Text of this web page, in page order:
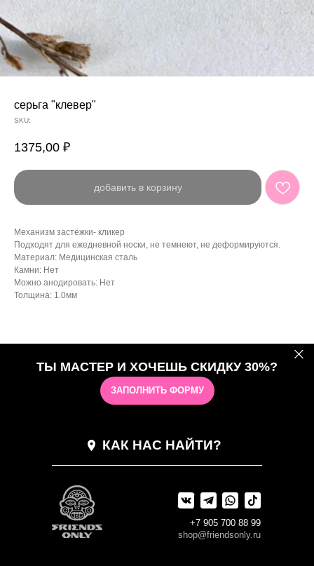
серьга "клевер"
SKU:
1375,00 ₽
добавить в корзину
Механизм застёжки- кликер
Подходят для ежедневной носки, не темнеют, не деформируются.
Материал: Медицинская сталь
Камни: Нет
Можно анодировать: Нет
Толщина: 1.0мм
ТЫ МАСТЕР И ХОЧЕШЬ СКИДКУ 30%?
ЗАПОЛНИТЬ ФОРМУ
КАК НАС НАЙТИ?
shop@friendsonly.ru
+7 905 700 88 99